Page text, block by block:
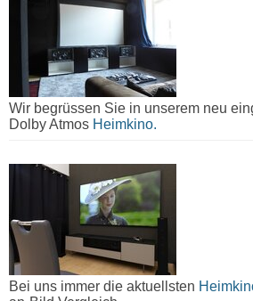
Wir begrüssen Sie in unserem neu
Dolby Atmos Heimkino.
Bei uns immer die aktuellsten